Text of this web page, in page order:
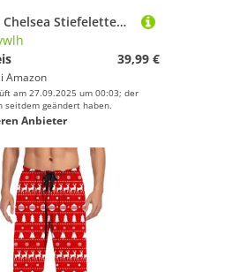
TBloevwlh Chelsea Stiefeletten Flache wasserdichte Cowboystiefel Niedrigem Lug Mit Damen Klettverschluss Boots Elegant WeAbsatz Accent Elastischer Ferse Schnürstiefel Reißverschluss
39,99 €
Amazon
am 27.09.2025 um 00:03; der
seitdem geändert haben.
Anbieter